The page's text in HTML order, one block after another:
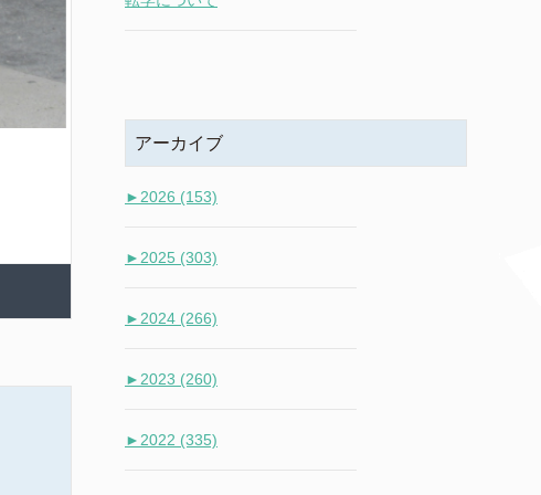
アーカイブ
► 2026 (153)
► 2025 (303)
► 2024 (266)
► 2023 (260)
► 2022 (335)